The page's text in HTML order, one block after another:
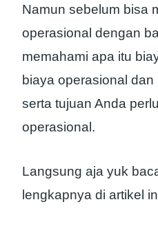
Namun sebelum bisa
operasional dengan
memahami apa itu
biaya operasional
serta tujuan Anda
operasional.
Langsung aja yuk
lengkapnya di artikel